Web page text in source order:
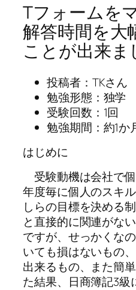
Tフォームを
解答時間を大
ことが出来ま
投稿者：TKさん
勉強形態：独学
受験回数：1回
勉強期間：約1か
はじめに
受験動機は会社で個
年度毎に個人のスキ
しらの目標を決める
と直接的に関連がな
ですが、せっかくな
いても損はないもの
出来るもの、また簡
た結果、日商簿記3級